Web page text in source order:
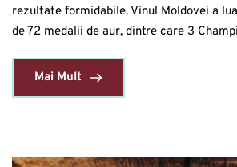
rezultate formidabile. Vinul Moldovei a
de 72 medalii de aur, dintre care 3
Mai Mult